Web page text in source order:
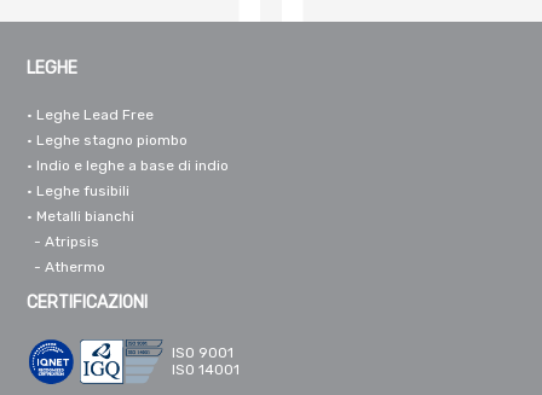
LEGHE
• Leghe Lead Free
• Leghe stagno piombo
• Indio e leghe a base di indio
• Leghe fusibili
• Metalli bianchi
- Atripsis
- Athermo
CERTIFICAZIONI
ISO 9001
ISO 14001